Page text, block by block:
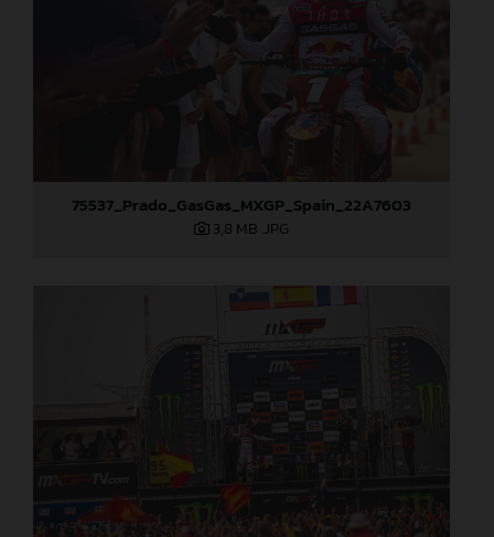
75537_Prado_GasGas_MXGP_Spain_22A7603
3,8 MB .JPG